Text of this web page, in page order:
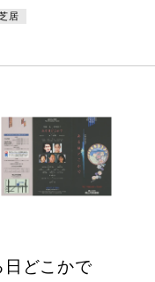
ら80年代を中心に、紙で現
の舞台芸術系のポスターを
ポスターに造詣が深い、ポ
ハリス・カンパニー社代表
浩之氏が担当。
居
日どこかで